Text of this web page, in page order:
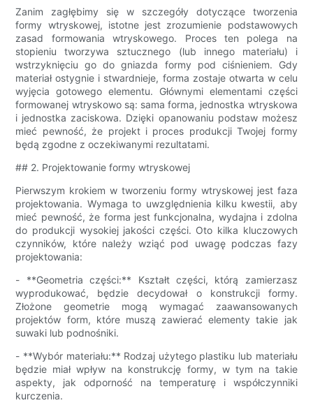
Zanim zagłębimy się w szczegóły dotyczące tworzenia
formy wtryskowej, istotne jest zrozumienie podstawowych
zasad formowania wtryskowego. Proces ten polega na
stopieniu tworzywa sztucznego (lub innego materiału) i
wstrzyknięciu go do gniazda formy pod ciśnieniem. Gdy
materiał ostygnie i stwardnieje, forma zostaje otwarta w celu
wyjęcia gotowego elementu. Głównymi elementami części
formowanej wtryskowo są: sama forma, jednostka wtryskowa
i jednostka zaciskowa. Dzięki opanowaniu podstaw możesz
mieć pewność, że projekt i proces produkcji Twojej formy
będą zgodne z oczekiwanymi rezultatami.
## 2. Projektowanie formy wtryskowej
Pierwszym krokiem w tworzeniu formy wtryskowej jest faza
projektowania. Wymaga to uwzględnienia kilku kwestii, aby
mieć pewność, że forma jest funkcjonalna, wydajna i zdolna
do produkcji wysokiej jakości części. Oto kilka kluczowych
czynników, które należy wziąć pod uwagę podczas fazy
projektowania:
- **Geometria części:** Kształt części, którą zamierzasz
wyprodukować, będzie decydował o konstrukcji formy.
Złożone geometrie mogą wymagać zaawansowanych
projektów form, które muszą zawierać elementy takie jak
suwaki lub podnośniki.
- **Wybór materiału:** Rodzaj użytego plastiku lub materiału
będzie miał wpływ na konstrukcję formy, w tym na takie
aspekty, jak odporność na temperaturę i współczynniki
kurczenia.